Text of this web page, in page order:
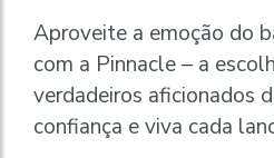
Aproveite a emoção do
com a Pinnacle – a
verdadeiros aficionados
confiança e viva cada